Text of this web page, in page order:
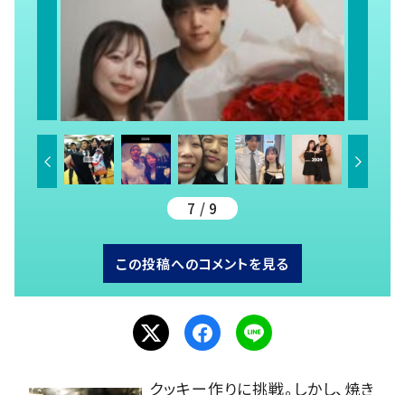
7 / 9
この投稿へのコメントを見る
クッキー作りに挑戦。しかし、焼き